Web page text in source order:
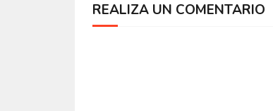
REALIZA UN COMENTARIO